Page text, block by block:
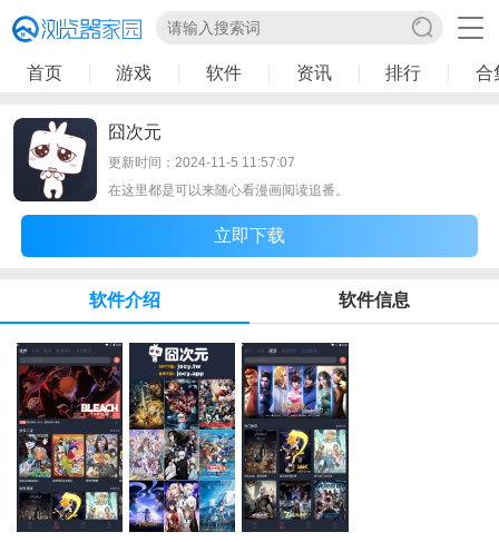
首页 游戏 软件 资讯 排行 合
囧次元
更新时间：2024-11-5 11:57:07
在这里都是可以来随心看漫画阅读追番。
立即下载
软件介绍 软件信息